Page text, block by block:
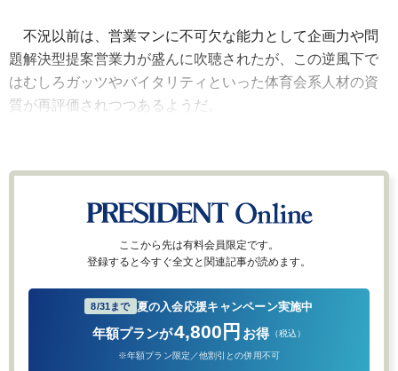
不況以前は、営業マンに不可欠な能力として企画力や問
題解決型提案営業力が盛んに吹聴されたが、この逆風下で
はむしろガッツやバイタリティといった体育会系人材の資
質が再評価されつつあるようだ。
ここから先は有料会員限定です。
登録すると今すぐ全文と関連記事が読めます。
8/31まで 夏の入会応援キャンペーン実施中
年額プランが4,800円 お得 （税込）
※年額プラン限定／他割引との併用不可